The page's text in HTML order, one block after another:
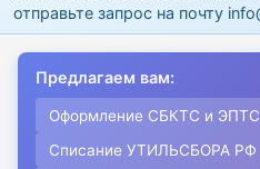
отправьте запрос на почту
Предлагаем вам:
Оформление СБКТС и ЭПТС
Списание УТИЛЬСБОРА РФ